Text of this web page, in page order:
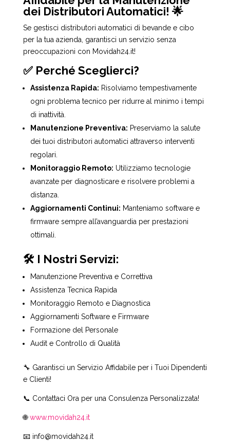
dei Distributori Automatici! 🌟
Se gestisci distributori automatici di bevande e cibo
per la tua azienda, garantisci un servizio senza
preoccupazioni con Movidah24.it!
✅ Perché Sceglierci?
Assistenza Rapida: Risolviamo tempestivamente
ogni problema tecnico per ridurre al minimo i tempi
di inattività.
Manutenzione Preventiva: Preserviamo la salute
dei tuoi distributori automatici attraverso interventi
regolari.
Monitoraggio Remoto: Utilizziamo tecnologie
avanzate per diagnosticare e risolvere problemi a
distanza.
Aggiornamenti Continui: Manteniamo software e
firmware sempre all’avanguardia per prestazioni
ottimali.
🛠️ I Nostri Servizi:
Manutenzione Preventiva e Correttiva
Assistenza Tecnica Rapida
Monitoraggio Remoto e Diagnostica
Aggiornamenti Software e Firmware
Formazione del Personale
Audit e Controllo di Qualità
🔧 Garantisci un Servizio Affidabile per i Tuoi Dipendenti
e Clienti!
📞 Contattaci Ora per una Consulenza Personalizzata!
🌐 www.movidah24.it
📧 info@movidah24.it